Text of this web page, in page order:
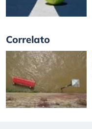
Correlato